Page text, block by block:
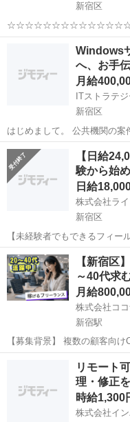
新宿区
☆☆ 【 フリーランス向け（SES）案件 】： Ruby 東京都新宿区
エンジニ
Windows
へ、お手
月給
ITストラテ
新宿区
はじめまして。 公共機関の案件で、Windowsサーバの構築（簡単なも
の）がございまして、 現在サ
ンとなって上に立って指示
ましたら、この2名を...
東京 エンジニ
【日給
験から始
日給
株式会社ラ
新宿区
【未経験者でもできるフィールド
5000件の対応顧客（個人宅）
当ソフトのインストール等業
整窓口は別の部署...
東京 新宿区 エンジ
【新宿区
～40代求
月給
株式会社コ
新宿駅
【募集背景】 複数の顧客向
から実行、保守までを担当いた
内容】 COMPANY導入案件
般をご担当いただきます...
新宿駅
リモート
理・修正
時給1,300
株式会社イ